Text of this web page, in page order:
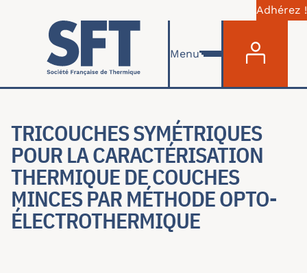
Aller au contenu principal
Adhérez !
Menu
TRICOUCHES SYMÉTRIQUES
POUR LA CARACTÉRISATION
THERMIQUE DE COUCHES
MINCES PAR MÉTHODE OPTO-
ÉLECTROTHERMIQUE